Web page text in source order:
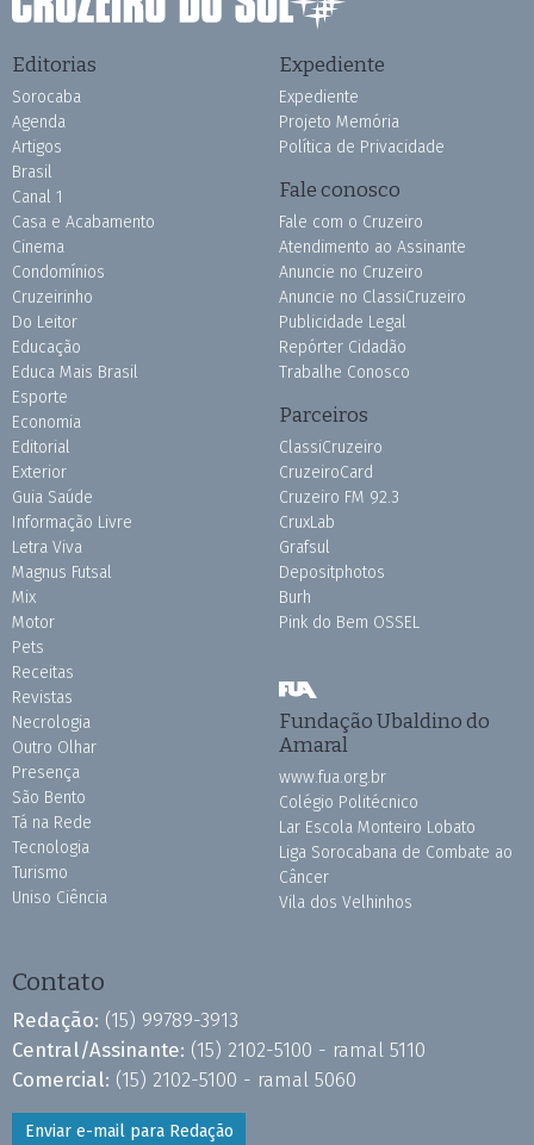
Editorias
Sorocaba
Agenda
Artigos
Brasil
Canal 1
Casa e Acabamento
Cinema
Condomínios
Cruzeirinho
Do Leitor
Educação
Educa Mais Brasil
Esporte
Economia
Editorial
Exterior
Guia Saúde
Informação Livre
Letra Viva
Magnus Futsal
Mix
Motor
Pets
Receitas
Revistas
Necrologia
Outro Olhar
Presença
São Bento
Tá na Rede
Tecnologia
Turismo
Uniso Ciência
Expediente
Expediente
Projeto Memória
Política de Privacidade
Fale conosco
Fale com o Cruzeiro
Atendimento ao Assinante
Anuncie no Cruzeiro
Anuncie no ClassiCruzeiro
Publicidade Legal
Repórter Cidadão
Trabalhe Conosco
Parceiros
ClassiCruzeiro
CruzeiroCard
Cruzeiro FM 92.3
CruxLab
Grafsul
Depositphotos
Burh
Pink do Bem OSSEL
Fundação Ubaldino do
Amaral
www.fua.org.br
Colégio Politécnico
Lar Escola Monteiro Lobato
Liga Sorocabana de Combate ao
Câncer
Vila dos Velhinhos
Contato
Redação: (15) 99789-3913
Central/Assinante: (15) 2102-5100 - ramal 5110
Comercial: (15) 2102-5100 - ramal 5060
Enviar e-mail para Redação